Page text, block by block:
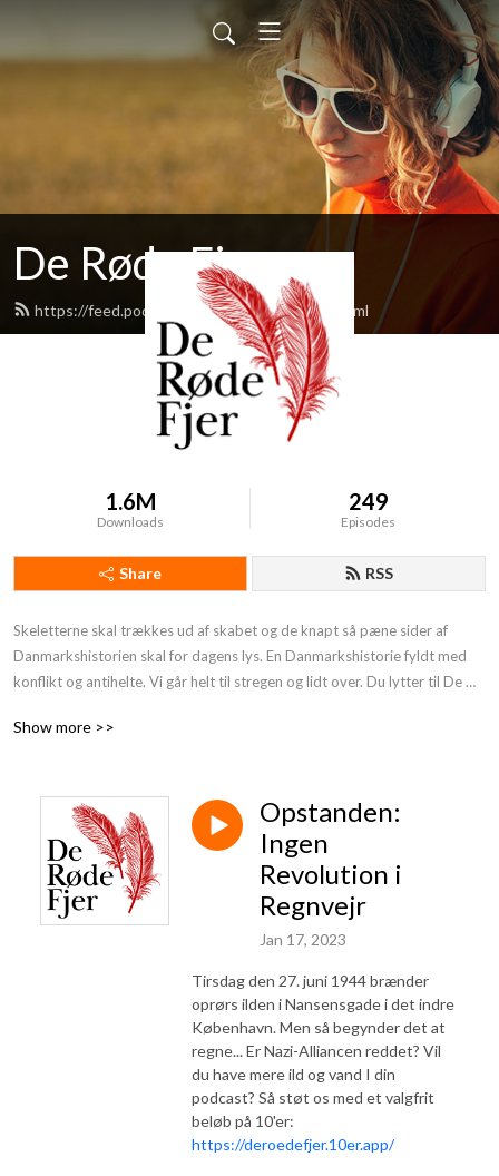
De Røde Fjer
https://feed.podbean.com/deroedefjer/feed.xml
1.6M
Downloads
249
Episodes
Share RSS
Skeletterne skal trækkes ud af skabet og de knapt så pæne sider af
Danmarkshistorien skal for dagens lys. En Danmarkshistorie fyldt med
konflikt og antihelte. Vi går helt til stregen og lidt over. Du lytter til De
din podcast:https: //deroedefjer.10er.app/
Show more >>
Opstanden:
Ingen
Revolution i
Regnvejr
Jan 17, 2023
Tirsdag den 27. juni 1944 brænder
oprørs ilden i Nansensgade i det indre
København. Men så begynder det at
regne... Er Nazi-Alliancen reddet? Vil
du have mere ild og vand I din
podcast? Så støt os med et valgfrit
beløb på 10'er:
https://deroedefjer.10er.app/